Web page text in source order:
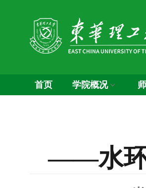
首页 学院概况
——水环